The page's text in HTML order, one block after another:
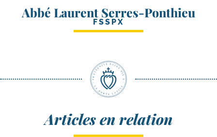
Abbé Laurent Serres-Ponthieu
FSSPX
Articles en relation